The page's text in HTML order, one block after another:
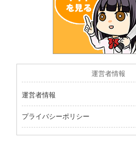
運営者情報
運営者情報
プライバシーポリシー